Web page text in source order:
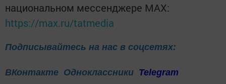
национальном мессенджере MАХ:
https://max.ru/tatmedia
Подписывайтесь на нас в соцсетях:
ВКонтакте Одноклассники Telegram